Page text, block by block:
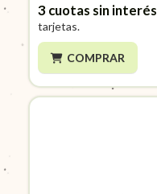
3cuotas sin interés
tarjetas.
COMPRAR